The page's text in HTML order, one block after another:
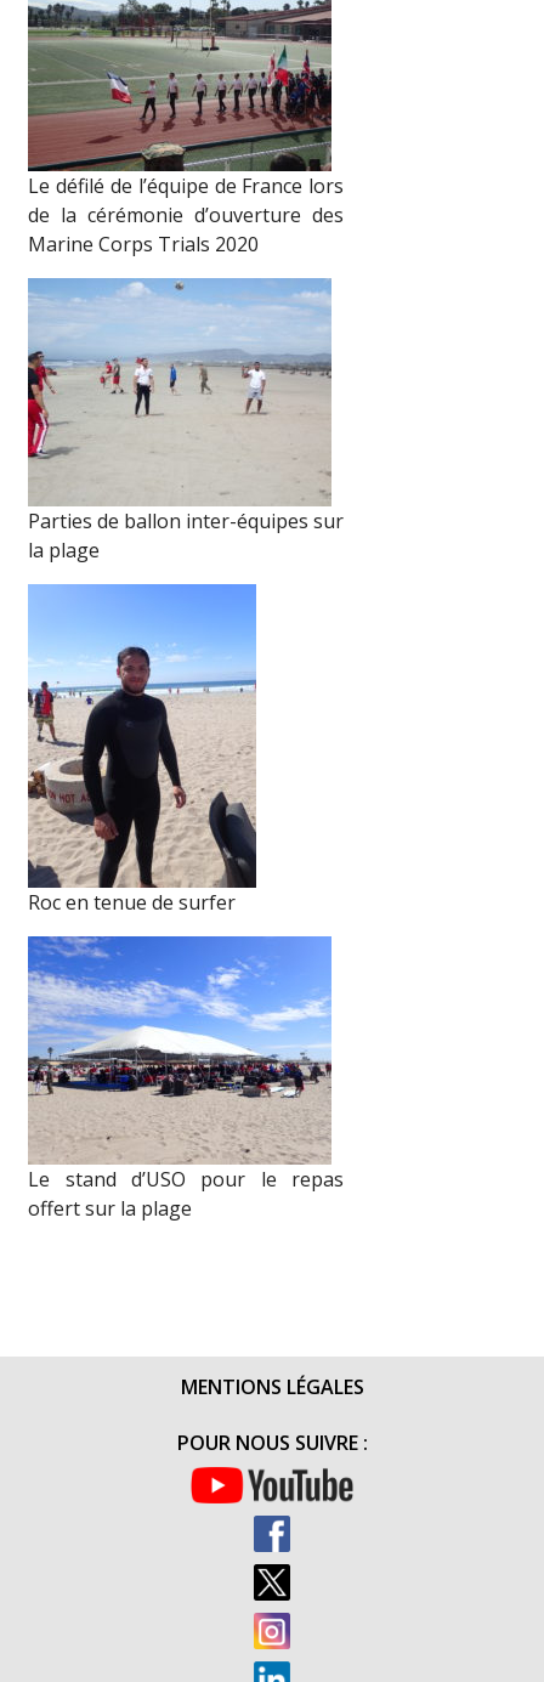
Le défilé de l’équipe de France lors
de la cérémonie d’ouverture des
Marine Corps Trials 2020
Parties de ballon inter-équipes sur
la plage
Roc en tenue de surfer
Le stand d’USO pour le repas
offert sur la plage
MENTIONS LÉGALES
POUR NOUS SUIVRE :